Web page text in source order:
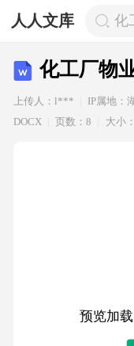
人人文库 化
化工厂物
上传人：l*** IP属地：
DOCX
页数：8 大小
预览加